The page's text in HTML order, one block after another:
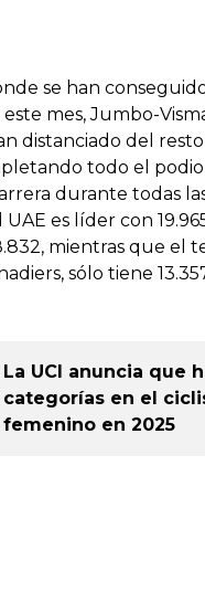
se han
mes, Jumbo-
distanciado del
todo el
durante todas
es líder con
mientras que el
sólo tiene
La UCI anuncia que
categorías en el
femenino en 2025